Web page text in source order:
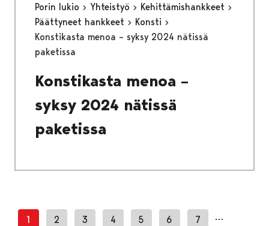
Porin lukio
Yhteistyö
Kehittämishankkeet
Päättyneet hankkeet
Konsti
Konstikasta menoa – syksy 2024 nätissä
paketissa
Konstikasta menoa –
syksy 2024 nätissä
paketissa
1 2 3 4 5 6 7 …